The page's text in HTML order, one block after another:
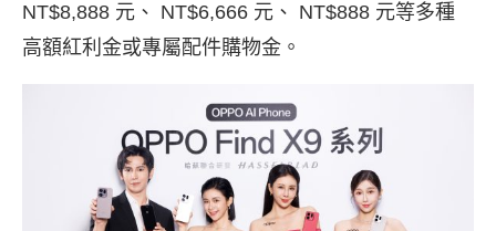
NT$8,888 元、 NT$6,666 元、 NT$888 元等多種
高額紅利金或專屬配件購物金。